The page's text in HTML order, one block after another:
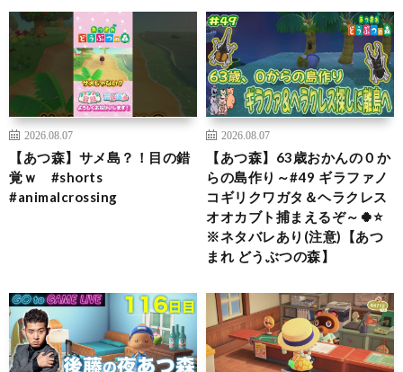
2026.08.07
【あつ森】サメ島？！目の錯
覚ｗ #shorts
#animalcrossing
2026.08.07
【あつ森】63歳おかんの０か
らの島作り～#49 ギラファノ
コギリクワガタ＆ヘラクレス
オオカブト捕まえるぞ～🍀⭐
※ネタバレあり(注意)【あつ
まれ どうぶつの森】